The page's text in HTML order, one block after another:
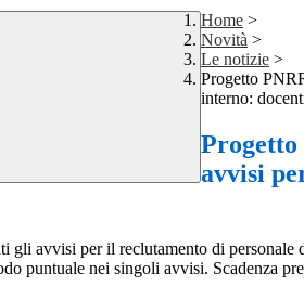
Home >
Novità >
Le notizie >
Progetto
interno:
Progetto
avvisi
avvisi per il reclutamento di personale
puntuale nei singoli avvisi. Scadenza